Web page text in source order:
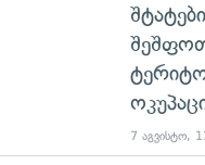
7 აგვისტო,